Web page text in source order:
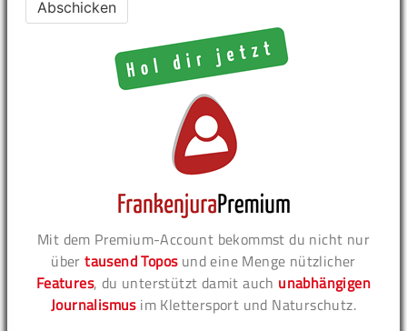
Mit dem Premium-Account bekommst du nicht nur
übertausend Toposund eine Menge nützlicher
Features, du unterstützt damit auch unabhängigen
Journalismusim Klettersport und Naturschutz.